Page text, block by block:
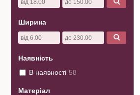
Ширина
Наявність
В наявності 58
Матеріал